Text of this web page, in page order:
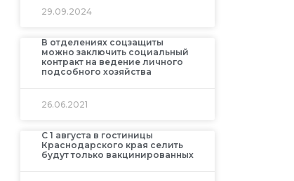
29.09.2024
В отделениях соцзащиты
можно заключить социальный
контракт на ведение личного
подсобного хозяйства
26.06.2021
С 1 августа в гостиницы
Краснодарского края селить
будут только вакцинированных